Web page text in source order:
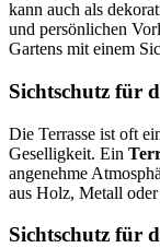
kann auch als
und persönlichen
Gartens mit einem
Sichtschutz für
Die Terrasse ist oft
Geselligkeit. Ein
angenehme
aus Holz, Metall
Sichtschutz für